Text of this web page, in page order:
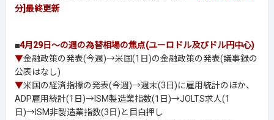
分]最終更新
■4月29日～の週の為替相場の焦点(ユーロドル及びドル円中心)
▼金融政策の発表(今週)→米国(1日)の金融政策の発表(議事録の
公表はなし)
▼米国の経済指標の発表(今週)→週末(3日)に雇用統計のほか、
ADP雇用統計(1日)→ISM製造業指数(1日)→JOLTS求人(1
日)→ISM非製造業指数(3日)と目白押し